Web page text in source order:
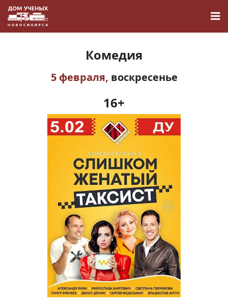
Наука
О Доме учёных
Виртуальный тур
Контакты
Вакансии
Комедия
5 февраля, воскресенье
16+